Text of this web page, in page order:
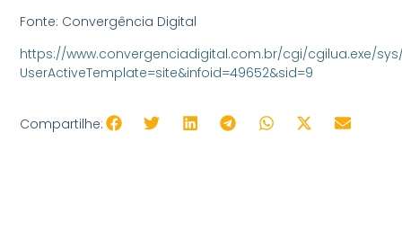
Fonte: Convergência Digital
https://www.convergenciadigital.com.br/cgi/cgilua.exe/
UserActiveTemplate=site&infoid=49652&sid=9
Compartilhe: